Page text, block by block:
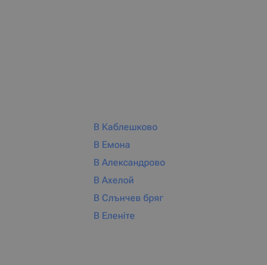
В Каблешково
В Емона
В Александрово
В Ахелой
В Слънчев бряг
В Еленіте